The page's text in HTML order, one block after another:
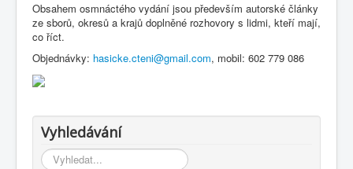
Obsahem osmnáctého vydání jsou především autorské články
ze sborů, okresů a krajů doplněné rozhovory s lidmi, kteří mají,
co říct.
Objednávky: hasicke.cteni@gmail.com, mobil: 602 779 086
Vyhledávání
Vyhledávání...